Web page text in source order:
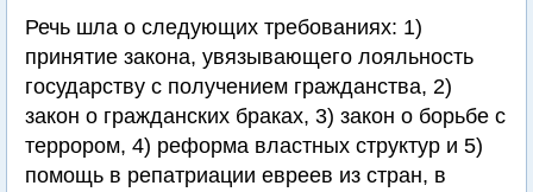
Речь шла о следующих требованиях: 1)
принятие закона, увязывающего лояльность
государству с получением гражданства, 2)
закон о гражданских браках, 3) закон о борьбе с
террором, 4) реформа властных структур и 5)
помощь в репатриации евреев из стран, в